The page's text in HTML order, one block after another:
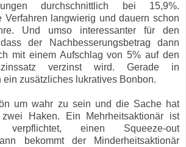
durchschnittlich bei 15,9%.
Verfahren langwierig und dauern schon
Und umso interessanter für den
der Nachbesserungsbetrag dann
mit einem Aufschlag von 5% auf den
verzinst wird. Gerade in
ein zusätzliches lukratives Bonbon.
um wahr zu sein und die Sache hat
Haken. Ein Mehrheitsaktionär ist
einen Squeeze-out
bekommt der Minderheitsaktionär